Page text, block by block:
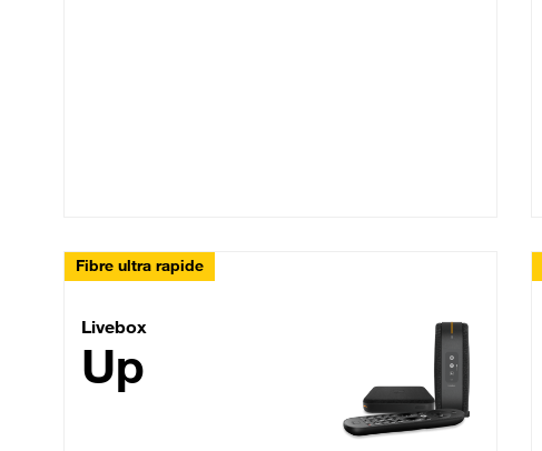
Fibre ultra rapide
Livebox Up Fibre
Livebox
Up